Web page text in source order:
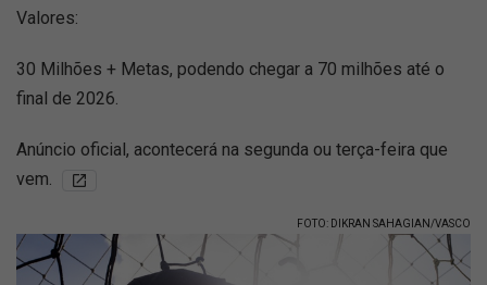
Valores:
30 Milhões + Metas, podendo chegar a 70 milhões até o
final de 2026.
Anúncio oficial, acontecerá na segunda ou terça-feira que
vem.
FOTO: DIKRAN SAHAGIAN/VASCO